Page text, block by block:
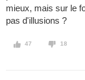
mieux, mais sur le
pas d'illusions ?
47 18